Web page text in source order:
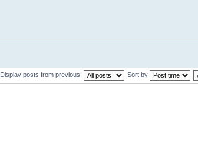
Display posts from previous: Sort by